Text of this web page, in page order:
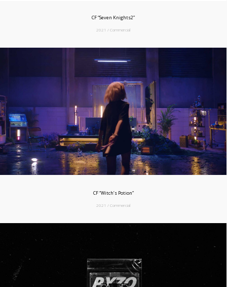
CF “Seven Knights2”
2021 / Commercial
CF “Witch’s Potion”
2021 / Commercial